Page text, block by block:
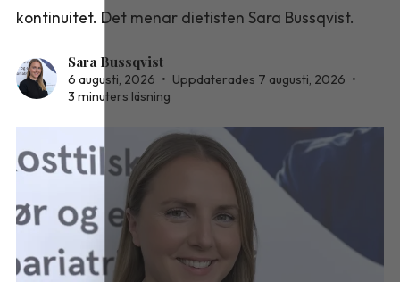
kontinuitet. Det menar dietisten Sara Bussqvist.
Sara Bussqvist
6 augusti, 2026 • Uppdaterades 7 augusti, 2026 •
3 minuters läsning